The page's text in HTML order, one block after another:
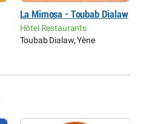
La Mimosa - Toubab Dialaw
Hôtel Restaurants
Toubab Dialaw, Yène